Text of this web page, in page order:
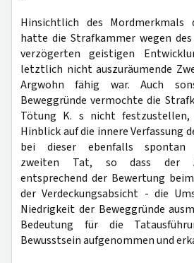
Hinsichtlich des Mordmerkmals
hatte die Strafkammer wegen
verzögerten geistigen
letztlich nicht auszuräumende
Argwohn fähig war. Auch
Beweggründe vermochte die
Tötung K. s nicht
Hinblick auf die innere Verfassung
bei dieser ebenfalls spontan
zweiten Tat, so dass der
entsprechend der Bewertung
der Verdeckungsabsicht - die
Niedrigkeit der Beweggründe
Bedeutung für die
Bewusstsein aufgenommen und